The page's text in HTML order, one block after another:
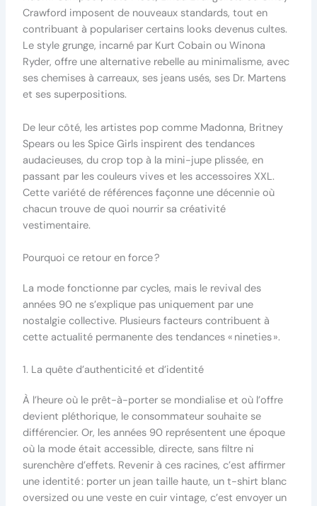
Crawford imposent de nouveaux standards, tout en
contribuant à populariser certains looks devenus cultes.
Le style grunge, incarné par Kurt Cobain ou Winona
Ryder, offre une alternative rebelle au minimalisme, avec
ses chemises à carreaux, ses jeans usés, ses Dr. Martens
et ses superpositions.
De leur côté, les artistes pop comme Madonna, Britney
Spears ou les Spice Girls inspirent des tendances
audacieuses, du crop top à la mini-jupe plissée, en
passant par les couleurs vives et les accessoires XXL.
Cette variété de références façonne une décennie où
chacun trouve de quoi nourrir sa créativité
vestimentaire.
Pourquoi ce retour en force ?
La mode fonctionne par cycles, mais le revival des
années 90 ne s’explique pas uniquement par une
nostalgie collective. Plusieurs facteurs contribuent à
cette actualité permanente des tendances « nineties ».
1. La quête d’authenticité et d’identité
À l’heure où le prêt-à-porter se mondialise et où l’offre
devient pléthorique, le consommateur souhaite se
différencier. Or, les années 90 représentent une époque
où la mode était accessible, directe, sans filtre ni
surenchère d’effets. Revenir à ces racines, c’est affirmer
une identité : porter un jean taille haute, un t-shirt blanc
oversized ou une veste en cuir vintage, c’est envoyer un